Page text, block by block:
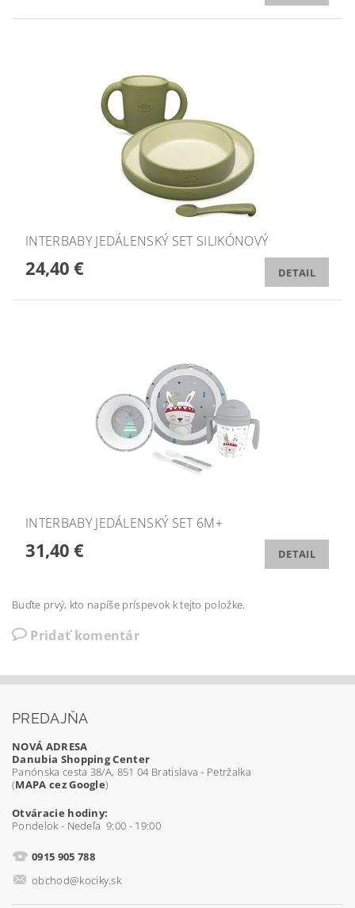
INTERBABY JEDÁLENSKÝ SET SILIKÓNOVÝ
24,40 € DETAIL
INTERBABY JEDÁLENSKÝ SET 6M+
31,40 € DETAIL
Buďte prvý, kto napíše príspevok k tejto položke.
Pridať komentár
PREDAJŇA
NOVÁ ADRESA
Danubia Shopping Center
Panónska cesta 38/A, 851 04 Bratislava - Petržalka
(MAPA cez Google)
Otváracie hodiny:
Pondelok - Nedeľa 9:00 - 19:00
0915 905 788
obchod@kociky.sk